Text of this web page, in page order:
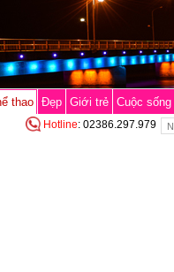
thao Đẹp Giới trẻ Cuộc sống
Hotline: 02386.297.979